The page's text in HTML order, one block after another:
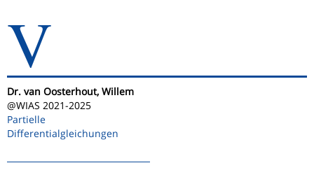
V
Dr. van Oosterhout, Willem
@WIAS 2021-2025
Partielle
Differentialgleichungen